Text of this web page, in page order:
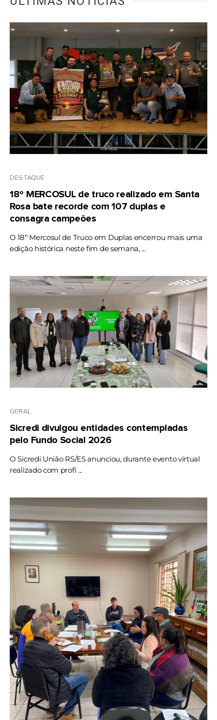
DESTAQUE
18º MERCOSUL de truco realizado em Santa
Rosa bate recorde com 107 duplas e
consagra campeões
O 18º Mercosul de Truco em Duplas encerrou mais uma
edição histórica neste fim de semana, ...
GERAL
Sicredi divulgou entidades contempladas
pelo Fundo Social 2026
O Sicredi União RS/ES anunciou, durante evento virtual
realizado com profi ...